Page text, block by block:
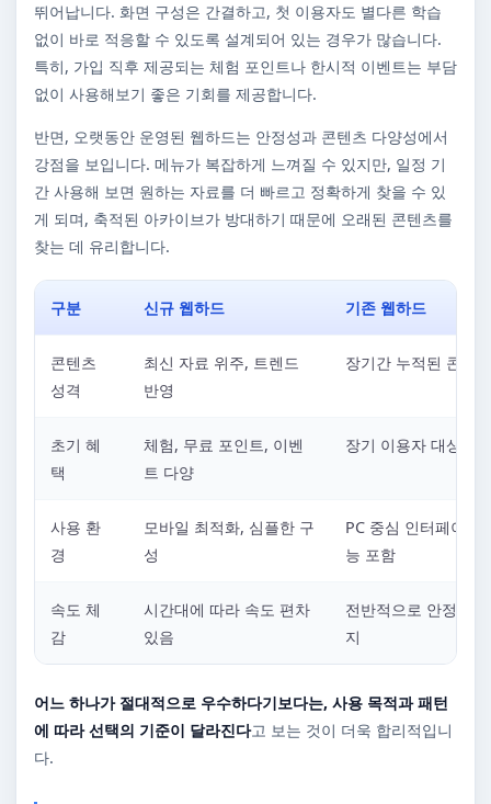
뛰어납니다. 화면 구성은 간결하고, 첫 이용자도 별다른 학습
없이 바로 적응할 수 있도록 설계되어 있는 경우가 많습니다.
특히, 가입 직후 제공되는 체험 포인트나 한시적 이벤트는 부담
없이 사용해보기 좋은 기회를 제공합니다.
반면, 오랫동안 운영된 웹하드는 안정성과 콘텐츠 다양성에서
강점을 보입니다. 메뉴가 복잡하게 느껴질 수 있지만, 일정 기
간 사용해 보면 원하는 자료를 더 빠르고 정확하게 찾을 수 있
게 되며, 축적된 아카이브가 방대하기 때문에 오래된 콘텐츠를
찾는 데 유리합니다.
구분 신규 웹하드 기존 웹하드
콘텐츠
성격
최신 자료 위주, 트렌드
반영
장기간 누적된 콘텐
초기 혜
택
체험, 무료 포인트, 이벤
트 다양
장기 이용자 대상 혜
사용 환
경
모바일 최적화, 심플한 구
성
PC 중심 인터페이스,
능 포함
속도 체
감
시간대에 따라 속도 편차
있음
전반적으로 안정적
지
어느 하나가 절대적으로 우수하다기보다는, 사용 목적과 패턴
에 따라 선택의 기준이 달라진다고 보는 것이 더욱 합리적입니
다.